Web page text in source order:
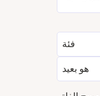
فئة
هو بعيد